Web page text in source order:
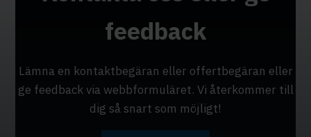
feedback
Lämna en kontaktbegäran eller offertbegäran eller
ge feedback via webbformuläret. Vi återkommer till
dig så snart som möjligt!